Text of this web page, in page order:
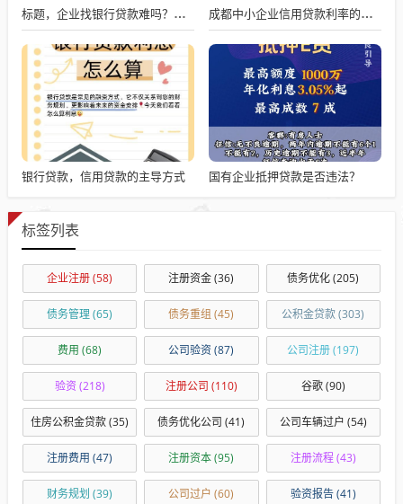
标题，企业找银行贷款难吗？深度剖析与应对策略 成都中小企业信用贷款利率的影响因素与应对策略
银行贷款，信用贷款的主导方式 国有企业抵押贷款是否违法？
标签列表
企业注册(58) 注册资金(36) 债务优化(205)
债务管理(65) 债务重组(45) 公积金贷款(303)
费用 (68) 公司验资(87) 公司注册(197)
验资 (218) 注册公司 (110) 谷歌(90)
住房公积金贷款(35) 债务优化公司 (41) 公司车辆过户 (54)
注册费用 (47) 注册资本(95) 注册流程(43)
财务规划 (39) 公司过户 (60) 验资报告(41)